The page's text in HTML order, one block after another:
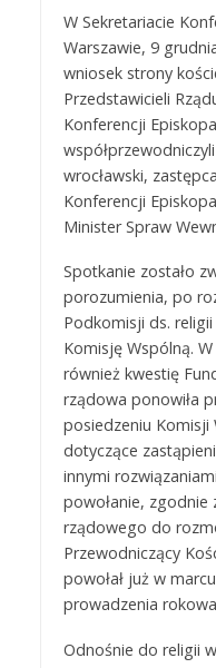
W Sekretariacie
Warszawie, 9
wniosek strony
Przedstawicieli
Konferencji
wrocławski,
Konferencji
Minister Spraw
Spotkanie zostało
porozumienia, po
Podkomisji ds.
Komisję Wspólną.
również kwestię
rządowa ponowiła
posiedzeniu
dotyczące
innymi
powołanie, zgodnie
rządowego do
Przewodniczący
powołał już w
prowadzenia
Odnośnie do religii